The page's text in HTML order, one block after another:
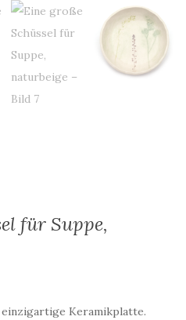
für Suppe,
Keramikplatte.